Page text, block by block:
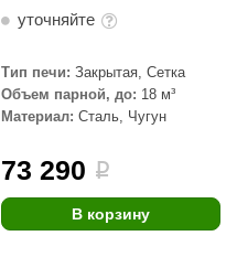
уточняйте
Тип печи: Закрытая, Сетка
Объем парной, до: 18 м³
Материал: Сталь, Чугун
73 290 i
В корзину